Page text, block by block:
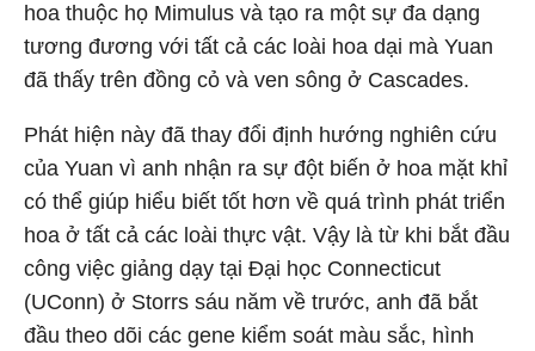
hoa thuộc họ Mimulus và tạo ra một sự đa dạng
tương đương với tất cả các loài hoa dại mà Yuan
đã thấy trên đồng cỏ và ven sông ở Cascades.
Phát hiện này đã thay đổi định hướng nghiên cứu
của Yuan vì anh nhận ra sự đột biến ở hoa mặt khỉ
có thể giúp hiểu biết tốt hơn về quá trình phát triển
hoa ở tất cả các loài thực vật. Vậy là từ khi bắt đầu
công việc giảng dạy tại Đại học Connecticut
(UConn) ở Storrs sáu năm về trước, anh đã bắt
đầu theo dõi các gene kiểm soát màu sắc, hình